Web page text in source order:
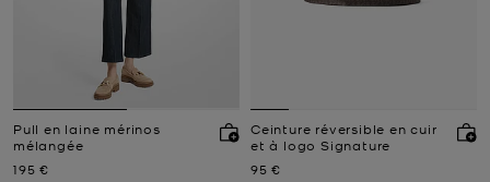
Pull en laine mérinos
mélangée
Prix actuel
195 €
Ceinture réversible en cuir
et à logo Signature
Prix actuel
95 €